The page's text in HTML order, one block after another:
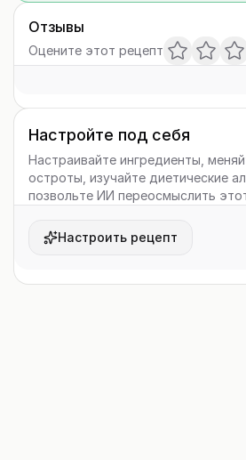
Отзывы
Оцените этот рецепт
Настройте под себя
Настраивайте ингредиенты,
остроты, изучайте диетические
позвольте ИИ переосмыслить
Настроить рецепт